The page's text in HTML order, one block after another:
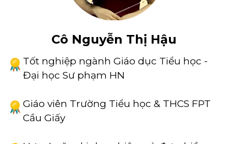
Cô Nguyễn Thị Hậu
Tốt nghiệp ngành Giáo dục Tiểu học -
Đại học Sư phạm HN
Giáo viên Trường Tiểu học & THCS FPT
Cầu Giấy